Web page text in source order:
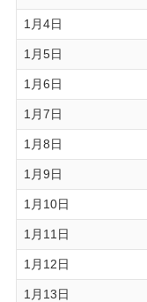
1月4日
1月5日
1月6日
1月7日
1月8日
1月9日
1月10日
1月11日
1月12日
1月13日